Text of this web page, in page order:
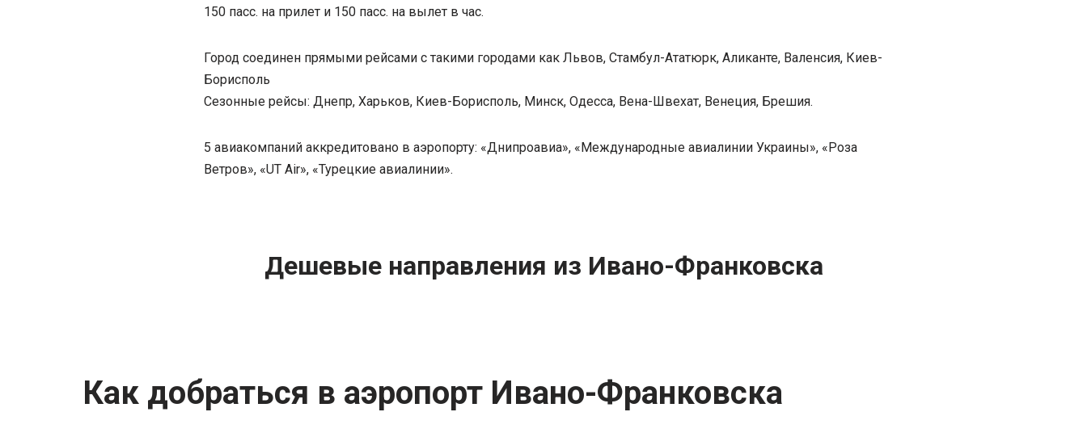
150 пасс. на прилет и 150 пасс. на вылет в час.
Город соединен прямыми рейсами с такими городами как Львов, Стамбул-Ататюрк, Аликанте, Валенсия, Киев-
Борисполь
Сезонные рейсы: Днепр, Харьков, Киев-Борисполь, Минск, Одесса, Вена-Швехат, Венеция, Брешия.
5 авиакомпаний аккредитовано в аэропорту: «Днипроавиа», «Международные авиалинии Украины», «Роза
Ветров», «UT Air», «Турецкие авиалинии».
Дешевые направления из Ивано-Франковска
Как добраться в аэропорт Ивано-Франковска